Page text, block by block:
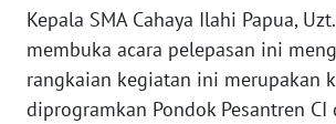
Kepala SMA Cahaya Ilahi Papua,
membuka acara pelepasan ini
rangkaian kegiatan ini merupakan
diprogramkan Pondok Pesantren
RIAU
WN
SERAMBI